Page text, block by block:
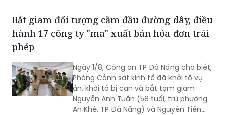
Bắt giam đối tượng cầm đầu đường dây, điều
hành 17 công ty "ma" xuất bán hóa đơn trái
phép
Ngày 1/8, Công an TP Đà Nẵng cho biết,
Phòng Cảnh sát kinh tế đã khởi tố vụ
án, khởi tố bị can và bắt tạm giam
Nguyễn Anh Tuấn (58 tuổi, trú phường
An Khê, TP Đà Nẵng) và Nguyễn Tiến